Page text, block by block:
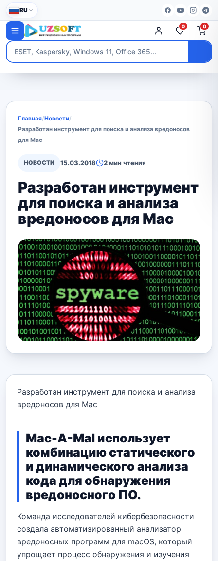
RU
0 0
Главная/Новости/
Разработан инструмент для поиска и анализа вредоносов
для Mac
НОВОСТИ 15.03.2018 2 мин чтения
Разработан инструмент
для поиска и анализа
вредоносов для Mac
Разработан инструмент для поиска и анализа
вредоносов для Mac
Mac-A-Mal использует
комбинацию статического
и динамического анализа
кода для обнаружения
вредоносного ПО.
Команда исследователей кибербезопасности
создала автоматизированный анализатор
вредоносных программ для macOS, который
упрощает процесс обнаружения и изучения